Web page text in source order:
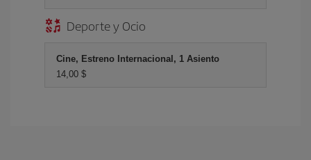
Deporte y Ocio
Cine, Estreno Internacional, 1 Asiento
14,00 $